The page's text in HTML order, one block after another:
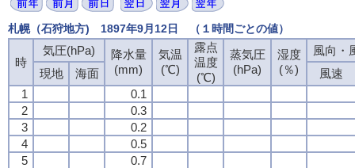
札幌（石狩地方) 1897年9月12日 （１時間ごとの値）
時
気圧(hPa)
降水量
(mm)
気温
(℃)
露点
温度
(℃)
蒸気圧
(hPa)
湿度
(％)
風向・
現地
海面
風速
1
0.1
2
0.3
3
0.2
4
0.5
5
0.7